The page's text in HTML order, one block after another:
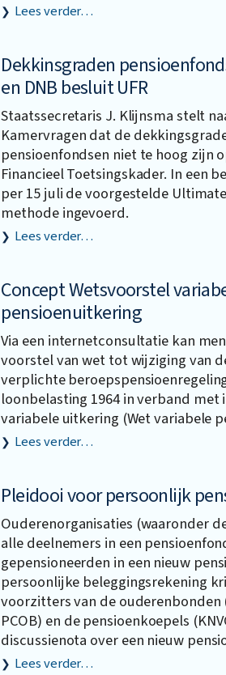
Lees verder…
Dekkinsgraden
en DNB besluit UFR
Staatssecretaris J. Klijnsma stelt
Kamervragen dat de
pensioenfondsen niet te hoog zijn
Financieel Toetsingskader. In een
per 15 juli de voorgestelde
methode ingevoerd.
Lees verder…
Concept Wetsvoorstel
pensioenuitkering
Via een internetconsultatie kan
voorstel van wet tot wijziging van
verplichte
loonbelasting 1964 in verband met
variabele uitkering (Wet variabele
Lees verder…
Pleidooi voor persoonlijk
Ouderenorganisaties (waaronder
alle deelnemers in een
gepensioneerden in een nieuw
persoonlijke beleggingsrekening
voorzitters van de ouderenbonden
PCOB) en de pensioenkoepels
discussienota over een nieuw
Lees verder…